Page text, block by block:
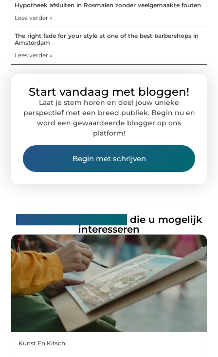
Hypotheek afsluiten in Rosmalen zonder veelgemaakte fouten
Lees verder »
The right fade for your style at one of the best barbershops in
Amsterdam
Lees verder »
Start vandaag met bloggen!
Laat je stem horen en deel jouw unieke
perspectief met een breed publiek. Begin nu en
word een gewaardeerde blogger op ons
platform!
Begin met schrijven
die u mogelijk
interesseren
Kunst En Kitsch